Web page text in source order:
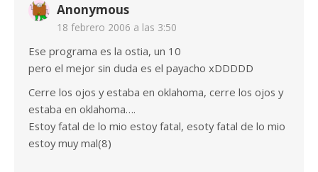
Anonymous
18 febrero 2006 a las 3:50
Ese programa es la ostia, un 10
pero el mejor sin duda es el payacho xDDDDD
Cerre los ojos y estaba en oklahoma, cerre los ojos y
estaba en oklahoma….
Estoy fatal de lo mio estoy fatal, esoty fatal de lo mio
estoy muy mal(8)